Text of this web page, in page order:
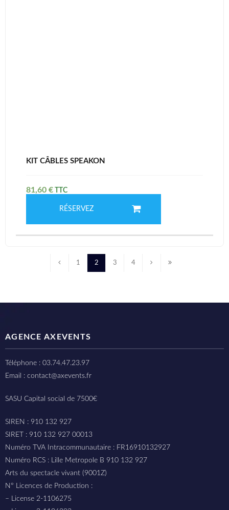
KIT CÂBLES SPEAKON
81,60 €
RÉSERVEZ
1 2 3 4
AGENCE AXEVENTS
Téléphone : 03.74.47.23.97
Email : contact@axevents.fr
SASU Capital social de 7500€
SIREN : 910 132 927
SIRET : 910 132 927 00013
Numéro TVA Intracommunautaire : FR16910132927
Numéro RCS : Lille Metropole B 910 132 927
Arts du spectacle vivant (9001Z)
N° Licences de Production :
– License 2-1106275